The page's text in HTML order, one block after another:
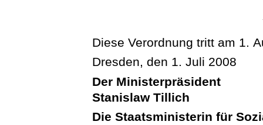
Diese Verordnung tritt am 1.
Dresden, den 1. Juli 2008
Der Ministerpräsident
Stanislaw Tillich
Die Staatsministerin für